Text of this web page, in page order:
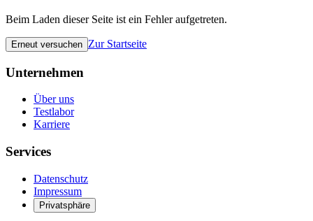
Beim Laden dieser Seite ist ein Fehler aufgetreten.
Erneut versuchen Zur Startseite
Unternehmen
Über uns
Testlabor
Karriere
Services
Datenschutz
Impressum
Privatsphäre